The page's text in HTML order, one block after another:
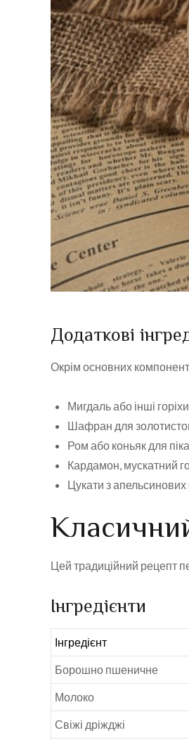
Додаткові
Окрім основних
Мигдаль або інші
Шафран для
Ром або коньяк для
Кардамон, мускатний
Цукати з апельсинових
Цей традиційний рецепт
Інгредієнти
Інгредієнт
Борошно пшеничне
Молоко
Свіжі дріжджі